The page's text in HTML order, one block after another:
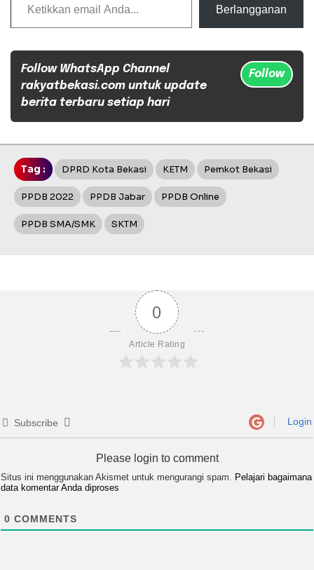
Berlangganan
Follow WhatsApp Channel
rakyatbekasi.com untuk update
berita terbaru setiap hari
Follow
Tag : DPRD Kota Bekasi KETM Pemkot Bekasi
PPDB 2022 PPDB Jabar PPDB Online
PPDB SMA/SMK SKTM
0
Article Rating
Subscribe Login
Please login to comment
Situs ini menggunakan Akismet untuk mengurangi spam. Pelajari bagaimana
data komentar Anda diproses
0 COMMENTS